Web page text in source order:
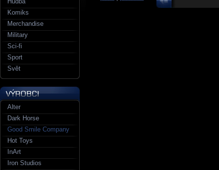
Komiks
Merchandise
Military
Sci-fi
Sport
Svět
Alter
Dark Horse
Good Smile Company
Hot Toys
InArt
Iron Studios